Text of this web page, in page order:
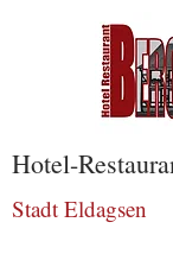
Hotel-
Stadt Eldagsen